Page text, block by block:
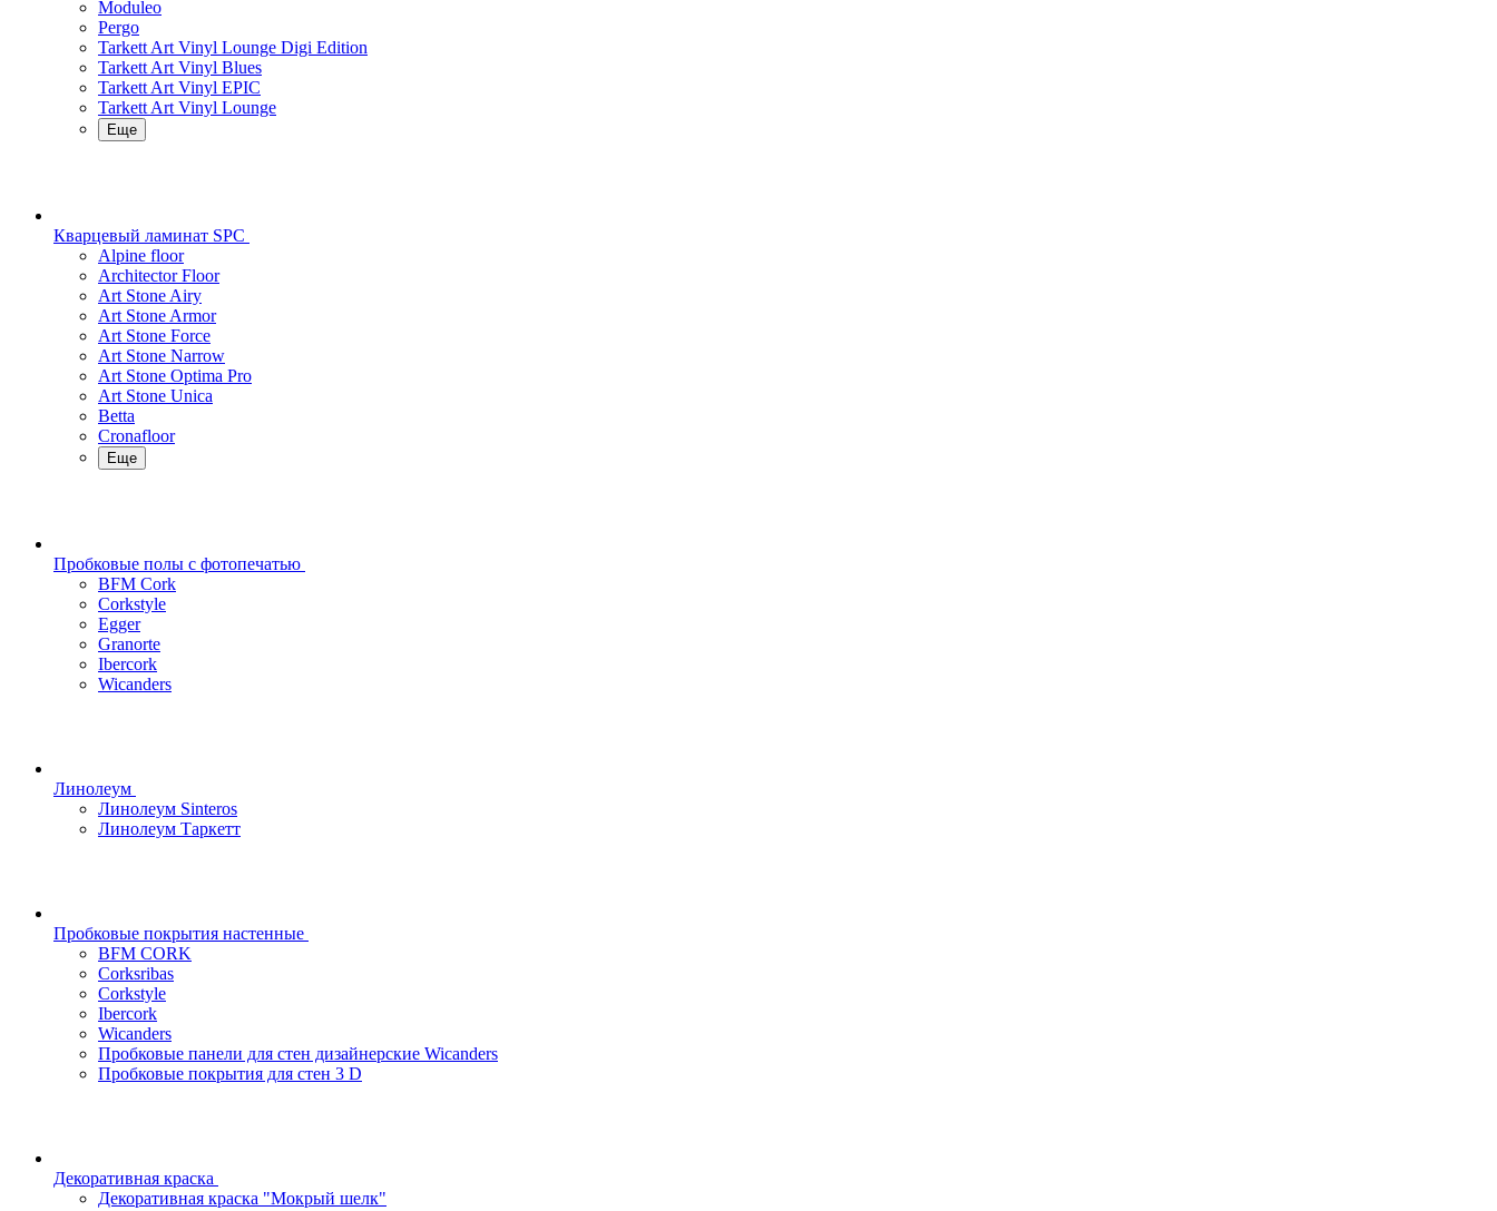
Moduleo
Pergo
Tarkett Art Vinyl Lounge Digi Edition
Tarkett Art Vinyl Blues
Tarkett Art Vinyl EPIC
Tarkett Art Vinyl Lounge
Еще
Кварцевый ламинат SPC
Alpine floor
Architector Floor
Art Stone Airy
Art Stone Armor
Art Stone Force
Art Stone Narrow
Art Stone Optima Pro
Art Stone Unica
Betta
Cronafloor
Еще
Пробковые полы с фотопечатью
BFM Cork
Corkstyle
Egger
Granorte
Ibercork
Wicanders
Линолеум
Линолеум Sinteros
Линолеум Таркетт
Пробковые покрытия настенные
BFM CORK
Corksribas
Corkstyle
Ibercork
Wicanders
Пробковые панели для стен дизайнерские Wicanders
Пробковые покрытия для стен 3 D
Декоративная краска
Декоративная краска "Мокрый шелк"